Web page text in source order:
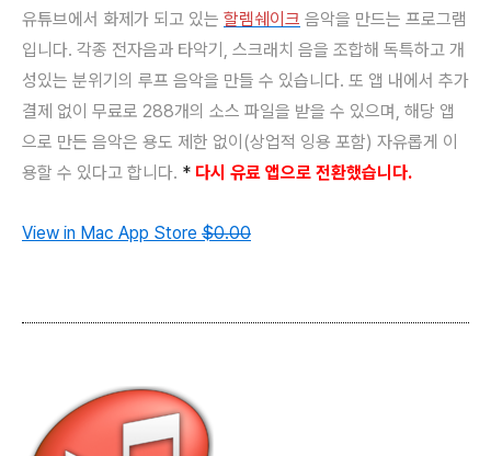
유튜브에서 화제가 되고 있는 할렘쉐이크 음악을 만드는 프로그램
입니다. 각종 전자음과 타악기, 스크래치 음을 조합해 독특하고 개
성있는 분위기의 루프 음악을 만들 수 있습니다. 또 앱 내에서 추가
결제 없이 무료로 288개의 소스 파일을 받을 수 있으며, 해당 앱
으로 만든 음악은 용도 제한 없이(상업적 잉용 포함) 자유롭게 이
용할 수 있다고 합니다. * 다시 유료 앱으로 전환했습니다.
View in Mac App Store $0.00